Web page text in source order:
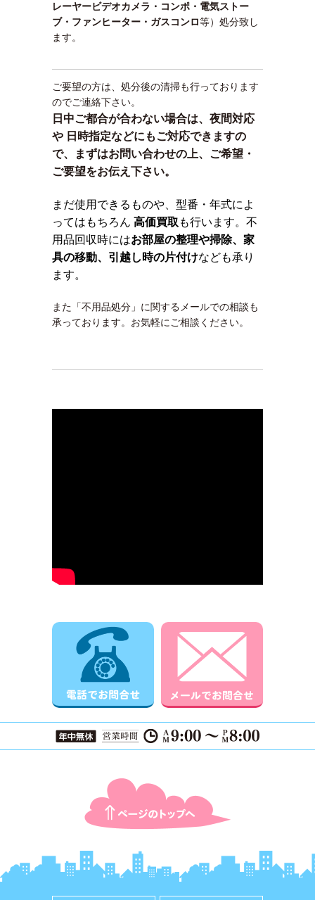
レーヤービデオカメラ・コンポ・電気ストー
ブ・ファンヒーター・ガスコンロ等）処分致し
ます。
ご要望の方は、処分後の清掃も行っております
のでご連絡下さい。
日中ご都合が合わない場合は、夜間対応
や 日時指定などにもご対応できますの
で、まずはお問い合わせの上、ご希望・
ご要望をお伝え下さい。
まだ使用できるものや、型番・年式によ
ってはもちろん 高価買取 も行います。不
用品回収時にはお部屋の整理や掃除、家
具の移動、引越し時の片付けなども承り
ます。
また「不用品処分」に関するメールでの相談も
承っております。お気軽にご相談ください。
電話でお問合せ